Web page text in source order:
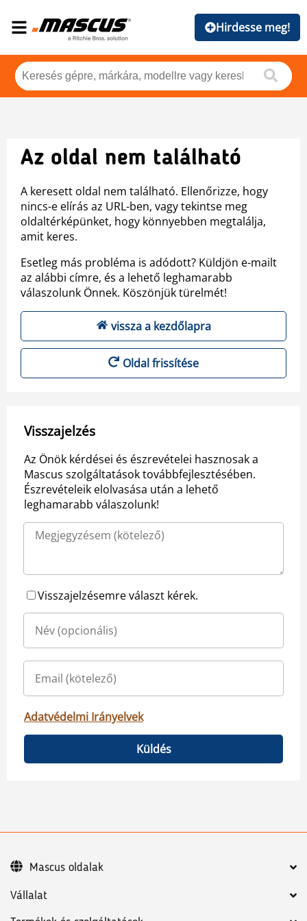
Hirdesse meg!
Az oldal nem található
A keresett oldal nem található. Ellenőrizze, hogy
nincs-e elírás az URL-ben, vagy tekintse meg
oldaltérképünket, hogy könnyebben megtalálja,
amit keres.
Esetleg más probléma is adódott? Küldjön e-mailt
az alábbi címre, és a lehető leghamarabb
válaszolunk Önnek. Köszönjük türelmét!
vissza a kezdőlapra
Oldal frissítése
Visszajelzés
Az Önök kérdései és észrevételei hasznosak a
Mascus szolgáltatások továbbfejlesztésében.
Észrevételeik elolvasása után a lehető
leghamarabb válaszolunk!
Visszajelzésemre választ kérek.
Adatvédelmi Irányelvek
Küldés
Vállalat
Mascus oldalak